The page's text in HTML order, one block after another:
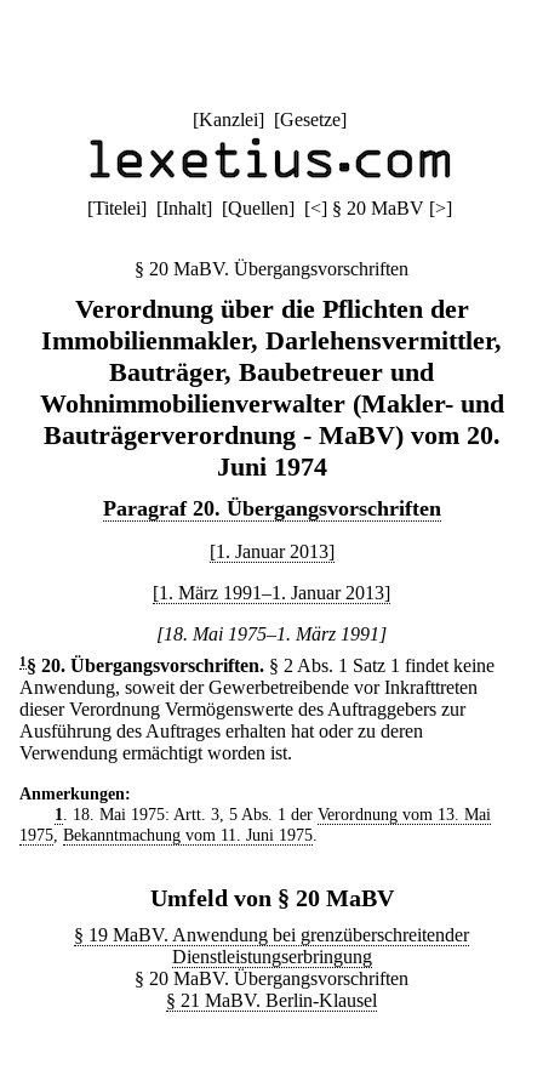
[Kanzlei] [Gesetze]
[Titelei] [Inhalt] [Quellen] [<] § 20 MaBV [>]
§ 20 MaBV. Übergangsvorschriften
Verordnung über die Pflichten der
Immobilienmakler, Darlehensvermittler,
Bauträger, Baubetreuer und
Wohnimmobilienverwalter (Makler- und
Bauträgerverordnung - MaBV) vom 20.
Juni 1974
Paragraf 20. Übergangsvorschriften
[1. Januar 2013]
[1. März 1991–1. Januar 2013]
[18. Mai 1975–1. März 1991]
1 § 20. Übergangsvorschriften. § 2 Abs. 1 Satz 1 findet keine
Anwendung, soweit der Gewerbetreibende vor Inkrafttreten
dieser Verordnung Vermögenswerte des Auftraggebers zur
Ausführung des Auftrages erhalten hat oder zu deren
Verwendung ermächtigt worden ist.
Anmerkungen:
1
. 18. Mai 1975: Artt. 3, 5 Abs. 1 der Verordnung vom 13. Mai
1975 Bekanntmachung vom 11. Juni 1975
Umfeld von § 20 MaBV
§ 19 MaBV. Anwendung bei grenzüberschreitender
Dienstleistungserbringung
§ 20 MaBV. Übergangsvorschriften
§ 21 MaBV. Berlin-Klausel